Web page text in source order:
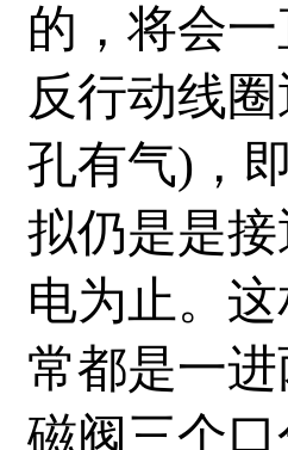
的，将会
反行动线
孔有气)，
拟仍是是
电为止。
常都是一
磁阀三个